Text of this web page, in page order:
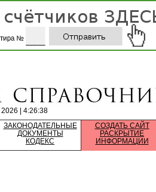
2026 | 4:26:38
ЗАКОНОДАТЕЛЬНЫЕ
ДОКУМЕНТЫ
КОДЕКС
СОЗДАТЬ САЙТ
РАСКРЫТИЕ
ИНФОРМАЦИИ